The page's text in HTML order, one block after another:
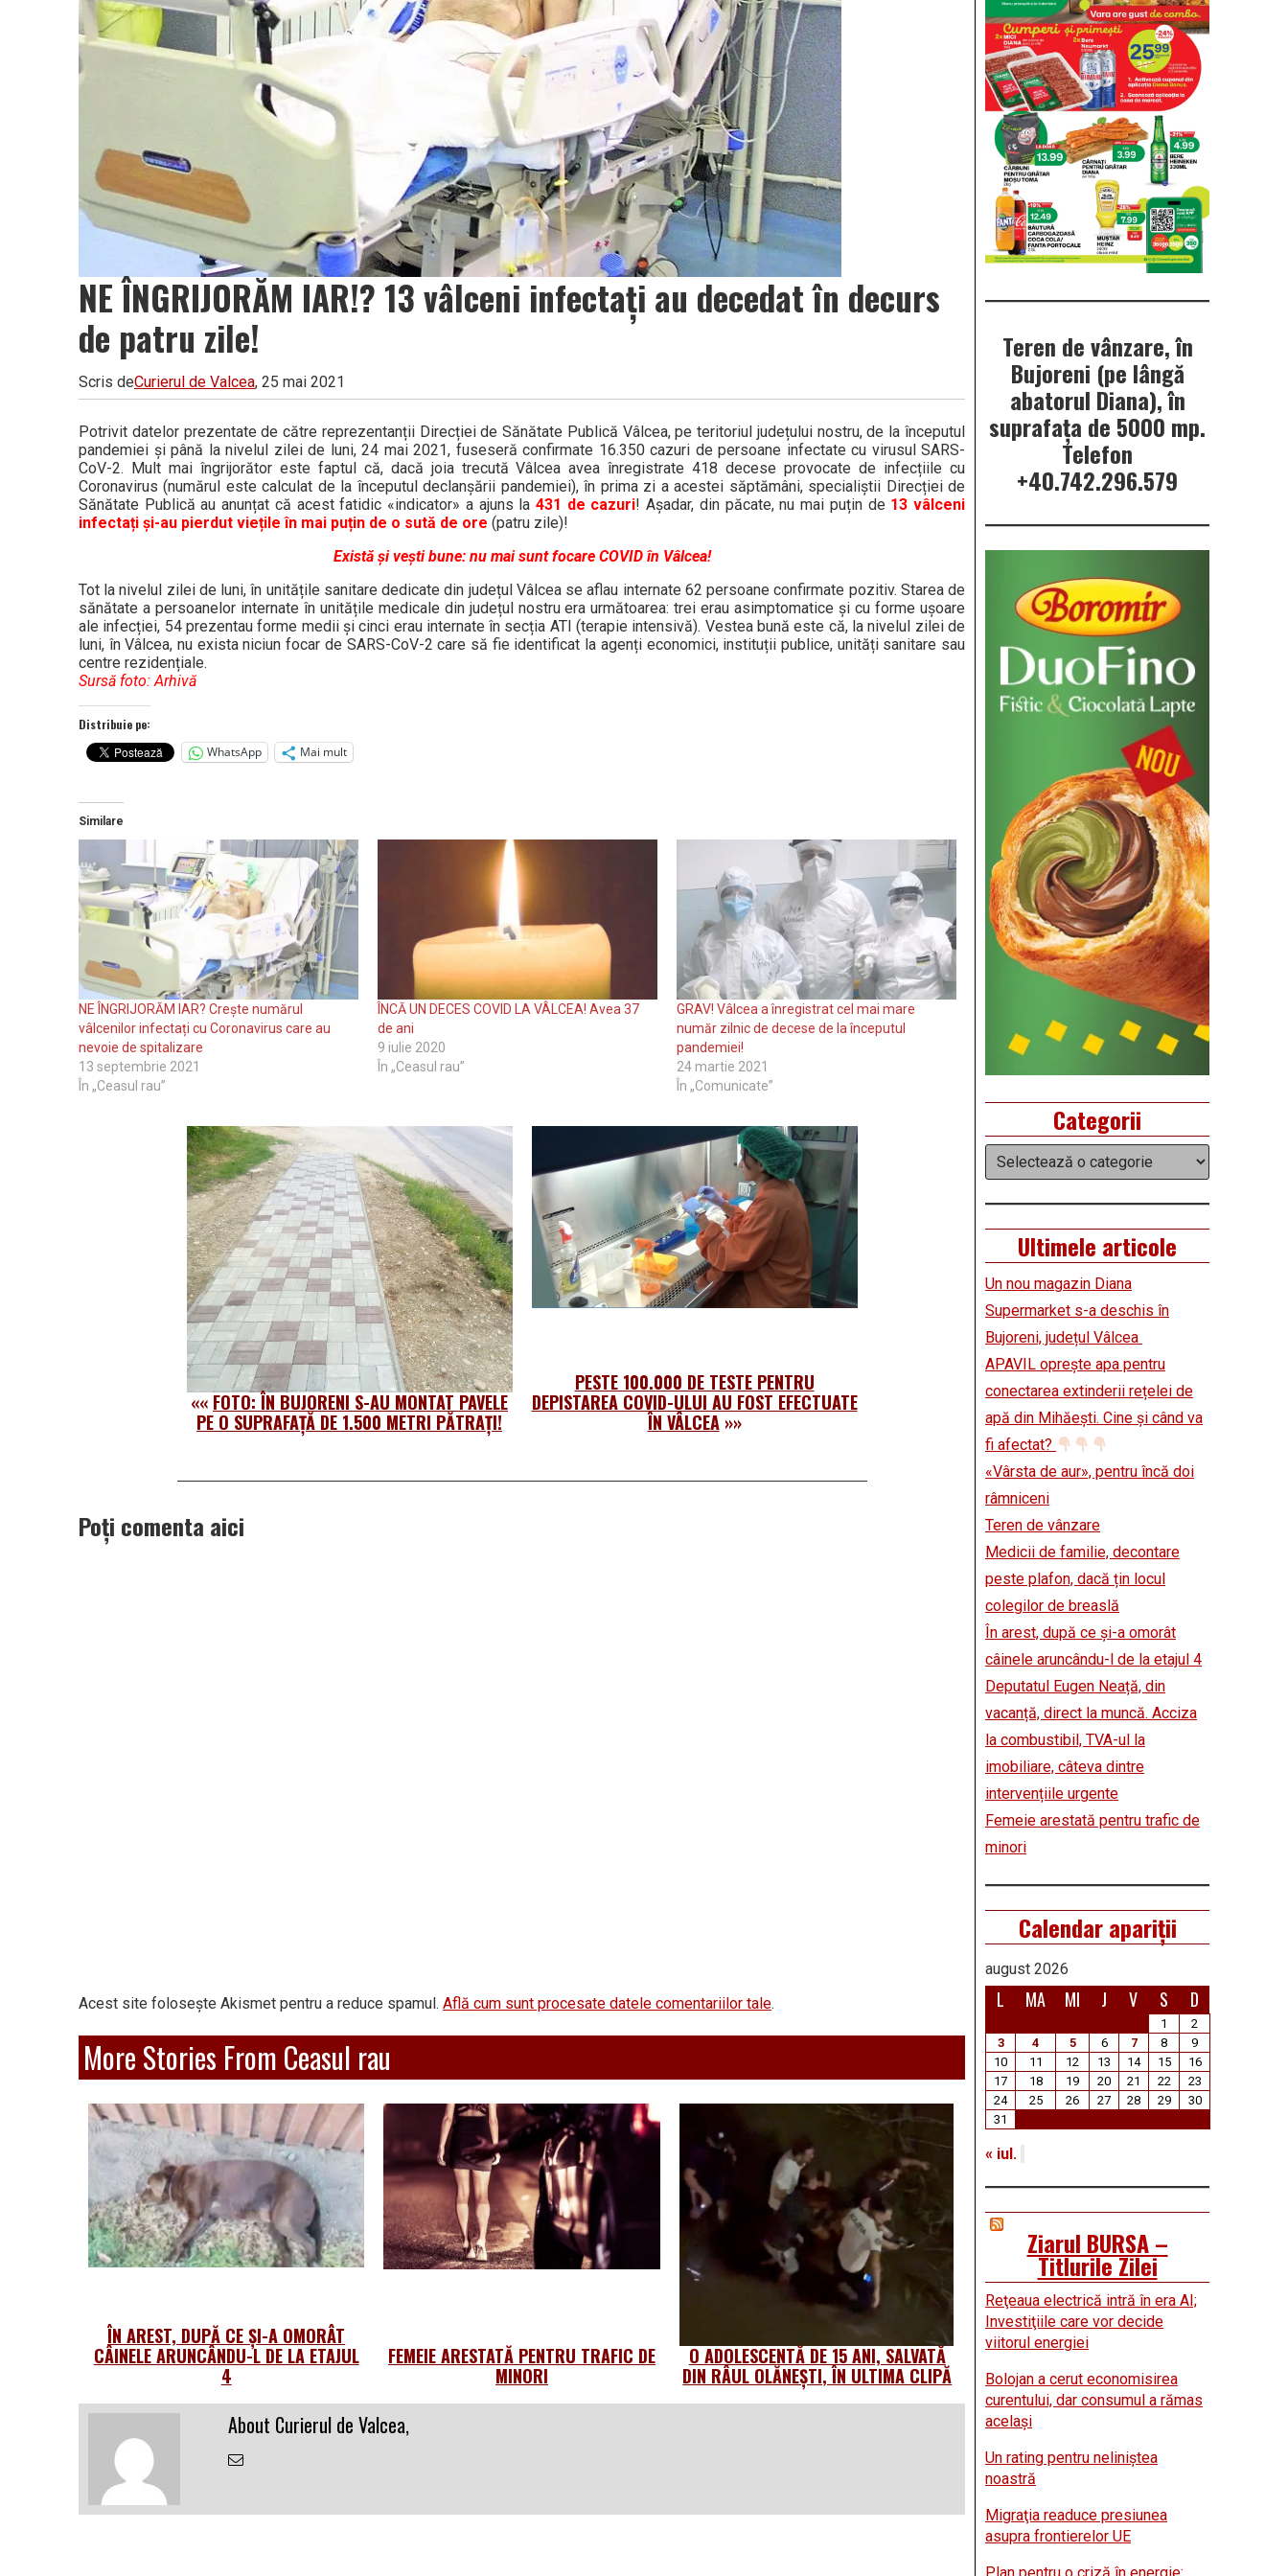
NE ÎNGRIJORĂM IAR!? 13 vâlceni infectați au decedat în decurs
de patru zile!
Scris deCurierul de Valcea, 25 mai 2021
Potrivit datelor prezentate de către reprezentanții Direcției de Sănătate Publică Vâlcea, pe teritoriul județului nostru, de la începutul
pandemiei și până la nivelul zilei de luni, 24 mai 2021, fuseseră confirmate 16.350 cazuri de persoane infectate cu virusul SARS-
CoV-2. Mult mai îngrijorător este faptul că, dacă joia trecută Vâlcea avea înregistrate 418 decese provocate de infecțiile cu
Coronavirus (numărul este calculat de la începutul declanșării pandemiei), în prima zi a acestei săptămâni, specialiștii Direcției de
Sănătate Publică au anunțat că acest fatidic «indicator» a ajuns la 431 de cazuri! Așadar, din păcate, nu mai puțin de 13 vâlceni
infectați și-au pierdut viețile în mai puțin de o sută de ore (patru zile)!
Există și vești bune: nu mai sunt focare COVID în Vâlcea!
Tot la nivelul zilei de luni, în unitățile sanitare dedicate din județul Vâlcea se aflau internate 62 persoane confirmate pozitiv. Starea de
sănătate a persoanelor internate în unitățile medicale din județul nostru era următoarea: trei erau asimptomatice și cu forme ușoare
ale infecției, 54 prezentau forme medii și cinci erau internate în secția ATI (terapie intensivă). Vestea bună este că, la nivelul zilei de
luni, în Vâlcea, nu exista niciun focar de SARS-CoV-2 care să fie identificat la agenți economici, instituții publice, unități sanitare sau
centre rezidențiale.
Sursă foto: Arhivă
Distribuie pe:
WhatsApp
Mai mult
Similare
NE ÎNGRIJORĂM IAR? Crește numărul
vâlcenilor infectați cu Coronavirus care au
nevoie de spitalizare
13 septembrie 2021
În „Ceasul rau”
ÎNCĂ UN DECES COVID LA VÂLCEA! Avea 37
de ani
9 iulie 2020
În „Ceasul rau”
GRAV! Vâlcea a înregistrat cel mai mare
număr zilnic de decese de la începutul
pandemiei!
24 martie 2021
În „Comunicate”
«« FOTO: ÎN BUJORENI S-AU MONTAT PAVELE
PE O SUPRAFAȚĂ DE 1.500 METRI PĂTRAȚI!
PESTE 100.000 DE TESTE PENTRU
DEPISTAREA COVID-ULUI AU FOST EFECTUATE
ÎN VÂLCEA»»
Poți comenta aici
Acest site folosește Akismet pentru a reduce spamul. Află cum sunt procesate datele comentariilor tale.
More Stories From Ceasul rau
ÎN AREST, DUPĂ CE ȘI-A OMORÂT
CÂINELE ARUNCÂNDU-L DE LA ETAJUL
4
FEMEIE ARESTATĂ PENTRU TRAFIC DE
MINORI
O ADOLESCENTĂ DE 15 ANI, SALVATĂ
DIN RÂUL OLĂNEȘTI, ÎN ULTIMA CLIPĂ
About Curierul de Valcea,
Email
Teren de vânzare, în
Bujoreni (pe lângă
abatorul Diana), în
suprafața de 5000 mp.
Telefon
+40.742.296.579
Categorii
Categorii
Ultimele articole
Un nou magazin Diana
Supermarket s-a deschis în
Bujoreni, județul Vâlcea
APAVIL oprește apa pentru
conectarea extinderii rețelei de
apă din Mihăești. Cine și când va
fi afectat?
«Vârsta de aur», pentru încă doi
râmniceni
Teren de vânzare
Medicii de familie, decontare
peste plafon, dacă țin locul
colegilor de breaslă
În arest, după ce și-a omorât
câinele aruncându-l de la etajul 4
Deputatul Eugen Neață, din
vacanță, direct la muncă. Acciza
la combustibil, TVA-ul la
imobiliare, câteva dintre
intervențiile urgente
Femeie arestată pentru trafic de
minori
Calendar apariții
august 2026
L MA MI J V S D
1
2
3
4 5 6 7 8
9
10
11 12 13 14 15
16
17
18 19 20 21 22
23
24
25 26 27 28 29
30
31
« iul.
Ziarul BURSA –
Titlurile Zilei
Reţeaua electrică intră în era AI;
Investiţiile care vor decide
viitorul energiei
Bolojan a cerut economisirea
curentului, dar consumul a rămas
acelaşi
Un rating pentru neliniştea
noastră
Migraţia readuce presiunea
asupra frontierelor UE